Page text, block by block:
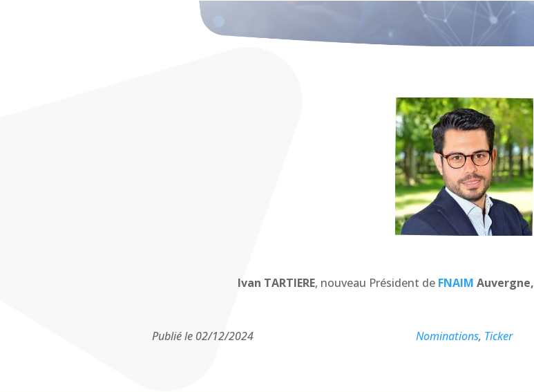
Ivan TARTIERE, nouveau Président de FNAIM Auvergne,
Publié le 02/12/2024 Nominations, Ticker